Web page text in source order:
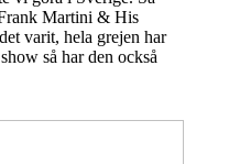
Martini & His
varit, hela grejen har
så har den också